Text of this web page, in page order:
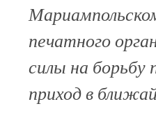
печатного
силы на борьбу
приход в